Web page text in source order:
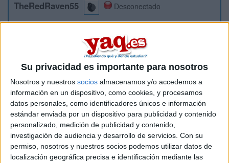
Su privacidad es importante para nosotros
Nosotros y nuestros socios almacenamos y/o accedemos a
información en un dispositivo, como cookies, y procesamos
datos personales, como identificadores únicos e información
estándar enviada por un dispositivo para publicidad y contenido
personalizado, medición de publicidad y contenido,
investigación de audiencia y desarrollo de servicios. Con su
permiso, nosotros y nuestros socios podemos utilizar datos de
localización geográfica precisa e identificación mediante las
TheRedRaven55
Desconectado
Hola a todos,
Soy estudiante de último año del grado Bioquímica y estoy
pensando en hacer un máster en Bioinformática. Las
opciones que mejor me irian por tema distancia/horarios son
Bioinformática en la UOC o en la UAB, pero estoy con
dudas, y por ello agradecería si alguien que haya hecho
alguno de estos estudios me pudiera dar su opinión y
comentar su experiencia (qué le ha parecido la universidad, si
el máster esta bien coordinado, la calidad de la
enseñanza, qué tal las prácticas, los profesores, etc.) pues no
sé qué universidad puede ser mejor para hacer el máster.
Gracias